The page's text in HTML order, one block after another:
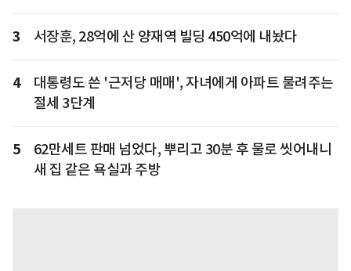
3 서장훈, 28억에 산 양재역 빌딩 450억에 내놨다
4
대통령도 쓴 '근저당 매매', 자녀에게 아파트 물려주는
절세 3단계
5
62만세트 판매 넘었다, 뿌리고 30분 후 물로 씻어내니
새 집 같은 욕실과 주방